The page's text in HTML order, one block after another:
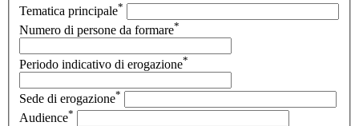
Tematica principale*
Numero di persone da formare*
Periodo indicativo di erogazione*
Sede di erogazione*
Audience*